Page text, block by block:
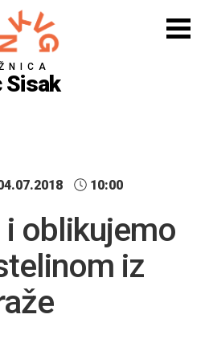
Sisak
10:00
i oblikujemo
iz